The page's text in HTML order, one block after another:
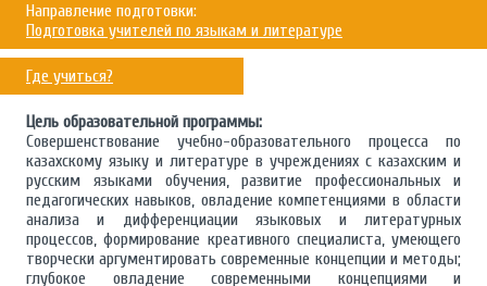
Направление подготовки:
Подготовка учителей по языкам и литературе
Где учиться?
Цель образовательной программы:
Совершенствование учебно-образовательного процесса по
казахскому языку и литературе в учреждениях с казахским и
русским языками обучения, развитие профессиональных и
педагогических навыков, овладение компетенциями в области
анализа и дифференциации языковых и литературных
процессов, формирование креативного специалиста, умеющего
творчески аргументировать современные концепции и методы;
глубокое овладение современными концепциями и